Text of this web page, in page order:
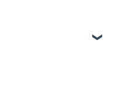
はかり】
イン